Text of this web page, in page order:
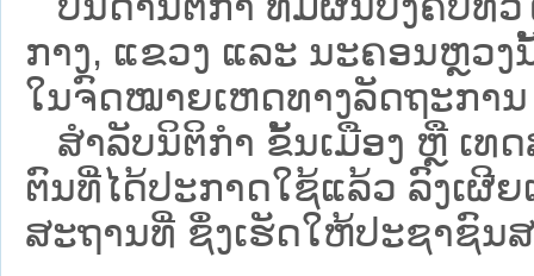
ກາງ, ແຂວງ ແລະ ນະຄອນຫຼວ
ໃນຈົດໝາຍເຫດທາງລັດຖະການ
ສຳລັບນິ​ຕິ​ກຳ ຂັ້ນເມືອງ ຫຼື ເທ
ຕົນທີ່ໄດ້ປະກາດໃຊ້ແລ້ວ ລົງ​ເຜີ
ສະຖານທີ່ ຊຶ່ງເຮັດໃຫ້ປະຊາຊົນສ